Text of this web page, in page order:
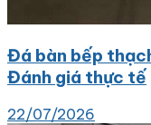
Đá bàn bếp
Đánh giá thực tế
22/07/2026